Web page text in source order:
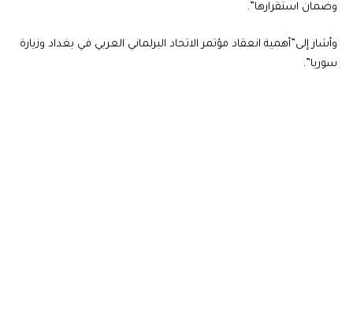
وضمان استقرارها”.
وأشار إلى”أهمية انعقاد مؤتمر الاتحاد البرلماني العربي في بغداد وزيارة
سوريا”.